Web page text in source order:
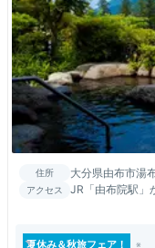
住所 大分県由布市湯
アクセス
JR「由布院駅」
夏休み＆秋旅フェア！